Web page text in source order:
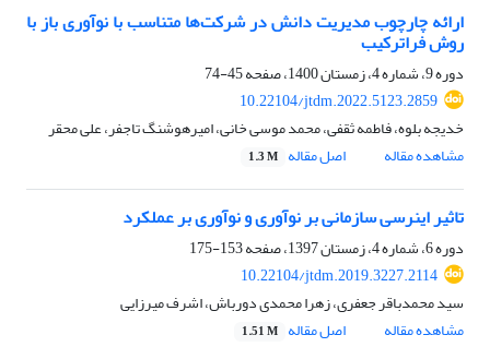
ارائه چارچوب مدیریت دانش در شرکت‌ها متناسب با نوآوری باز با
روش فراترکیب
دوره 9، شماره 4، زمستان 1400، صفحه
45-74
10.22104/jtdm.2022.5123.2859
خدیجه بلوه، فاطمه ثقفی، محمد موسی خانی، امیرهوشنگ تاجفر، علی محقر
مشاهده مقاله
اصل مقاله 1.3 M
تاثیر اینرسی سازمانی بر نوآوری و نوآوری بر عملکرد
دوره 6، شماره 4، زمستان 1397، صفحه
153-175
10.22104/jtdm.2019.3227.2114
سید محمدباقر جعفری، زهرا محمدی دورباش، اشرف میرزایی
مشاهده مقاله
اصل مقاله 1.51 M